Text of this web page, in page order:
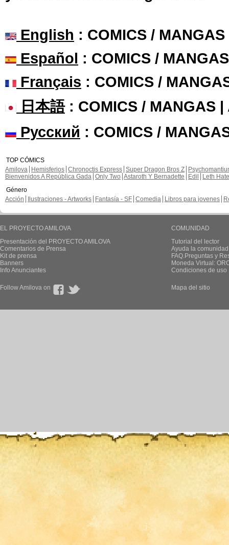
English : COMICS /
Español : COMICS /
Français : COMICS /
日本語: COMICS / MANGAS |
Русский : COMICS /
TOP CÓMICS
Amilova
Hemisferios Chronoctis Express Super Dragon Bros Z
Bienvenidos A República Gada Only Two Astaroth Y Bernadette Edil
Leth Hate
Género
Acción
Ilustraciones - Artworks Fantasía - SF Comedia Libros para jovenes
EL PROYECTO AMILOVA
Presentación del PROYECTO AMILOVA
Comentarios de Prensa
Kit de prensa
Banners
Info Anunciantes
COMUNIDAD
Tutorial del lector
Ayuda la
FAQ.Preguntas y
Moneda Virtual:
Condiciones de uso
Follow Amilova on Mapa del sitio